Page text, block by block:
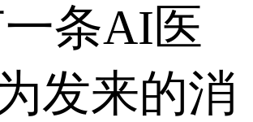
条AI医
发来的消